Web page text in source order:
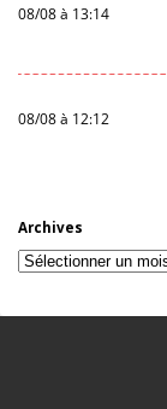
08/08 à 13:14
08/08 à 12:12
Archives
Archives